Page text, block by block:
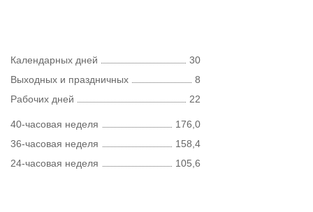
Календарных дней
30
Выходных и праздничных
8
Рабочих дней
22
40-часовая неделя
176,0
36-часовая неделя
158,4
24-часовая неделя
105,6